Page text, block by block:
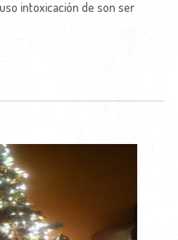
intoxicación de son ser